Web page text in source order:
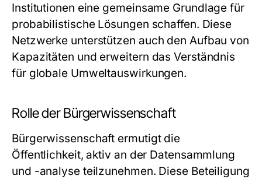
Institutionen eine gemeinsame Grundlage für
probabilistische Lösungen schaffen. Diese
Netzwerke unterstützen auch den Aufbau von
Kapazitäten und erweitern das Verständnis
für globale Umweltauswirkungen.
Rolle der Bürgerwissenschaft
Bürgerwissenschaft ermutigt die
Öffentlichkeit, aktiv an der Datensammlung
und -analyse teilzunehmen. Diese Beteiligung